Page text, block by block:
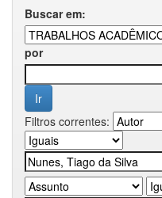
Buscar em:
por
Filtros correntes: